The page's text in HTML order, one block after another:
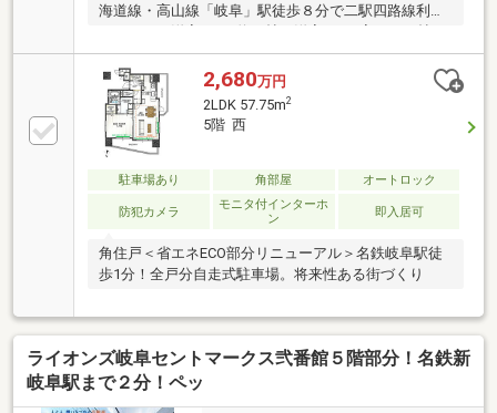
海道線・高山線「岐阜」駅徒歩８分で二駅四路線利用
リビングダイニング約１３．５帖、キッチン約３．４
帖の２ＬＤＫ。南向き、１５階部分につき、抜けた眺
望で開放的なお部屋です。玄関やホールには玄関収
納、カウンター収納、マルチストッカー（多機能収納
庫約0.6平米）があります。浴室の広さは１４１８サイ
ズ、シェル型の浴槽、ゆとりあるバスタブでの入浴タ
イムで身も心もリフレッシュして下さい。ペット飼育
可能な物件です。（細則による制限あり）敷地内にペ
ットの足洗い場も設けております。
2,680万円
2LDK 57.75m2
5階 西
駐車場あり 角部屋 オートロック
防犯カメラ
モニタ付インターホ
ン
即入居可
角住戸＜省エネECO部分リニューアル＞名鉄岐阜駅徒
歩1分！全戸分自走式駐車場。将来性ある街づくり
ライオンズ岐阜セントマークス弐番館５階部分！名鉄新
岐阜駅まで２分！ペッ